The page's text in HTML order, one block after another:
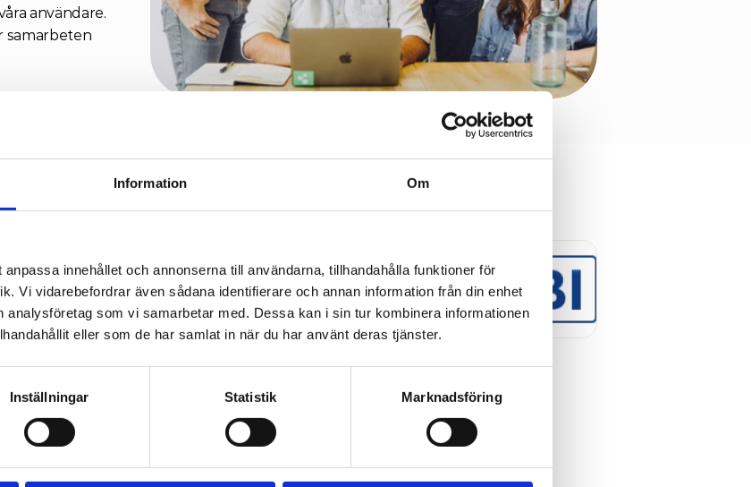
Information Om
innehållet och annonserna till användarna, tillhandahålla funktioner för
Vi vidarebefordrar även sådana identifierare och annan information från din enhet
analysföretag som vi samarbetar med. Dessa kan i sin tur kombinera informationen
eller som de har samlat in när du har använt deras tjänster.
Inställningar Statistik Marknadsföring
användare.
samarbeten
Samarbetspartners